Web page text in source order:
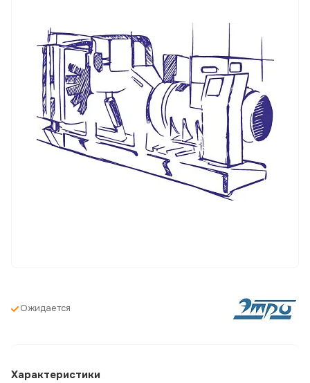
Ожидается
Характеристики